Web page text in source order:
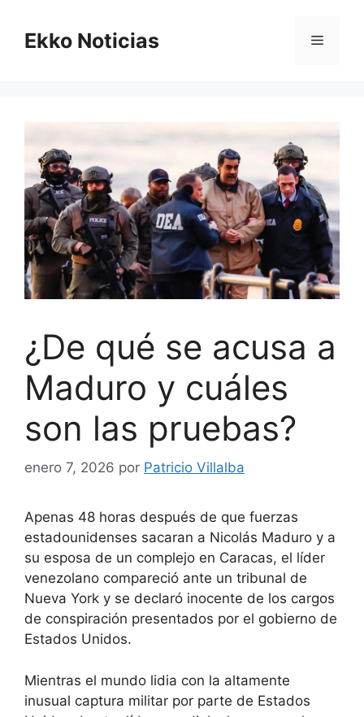
contenido
Ekko Noticias Menú
¿De qué se acusa a
Maduro y cuáles
son las pruebas?
enero 7, 2026 por Patricio Villalba
Apenas 48 horas después de que fuerzas
estadounidenses sacaran a Nicolás Maduro y a
su esposa de un complejo en Caracas, el líder
venezolano compareció ante un tribunal de
Nueva York y se declaró inocente de los cargos
de conspiración presentados por el gobierno de
Estados Unidos.
Mientras el mundo lidia con la altamente
inusual captura militar por parte de Estados